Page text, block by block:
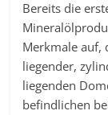
Bereits die
Merkmale auf,
liegender,
liegenden
befindlichen